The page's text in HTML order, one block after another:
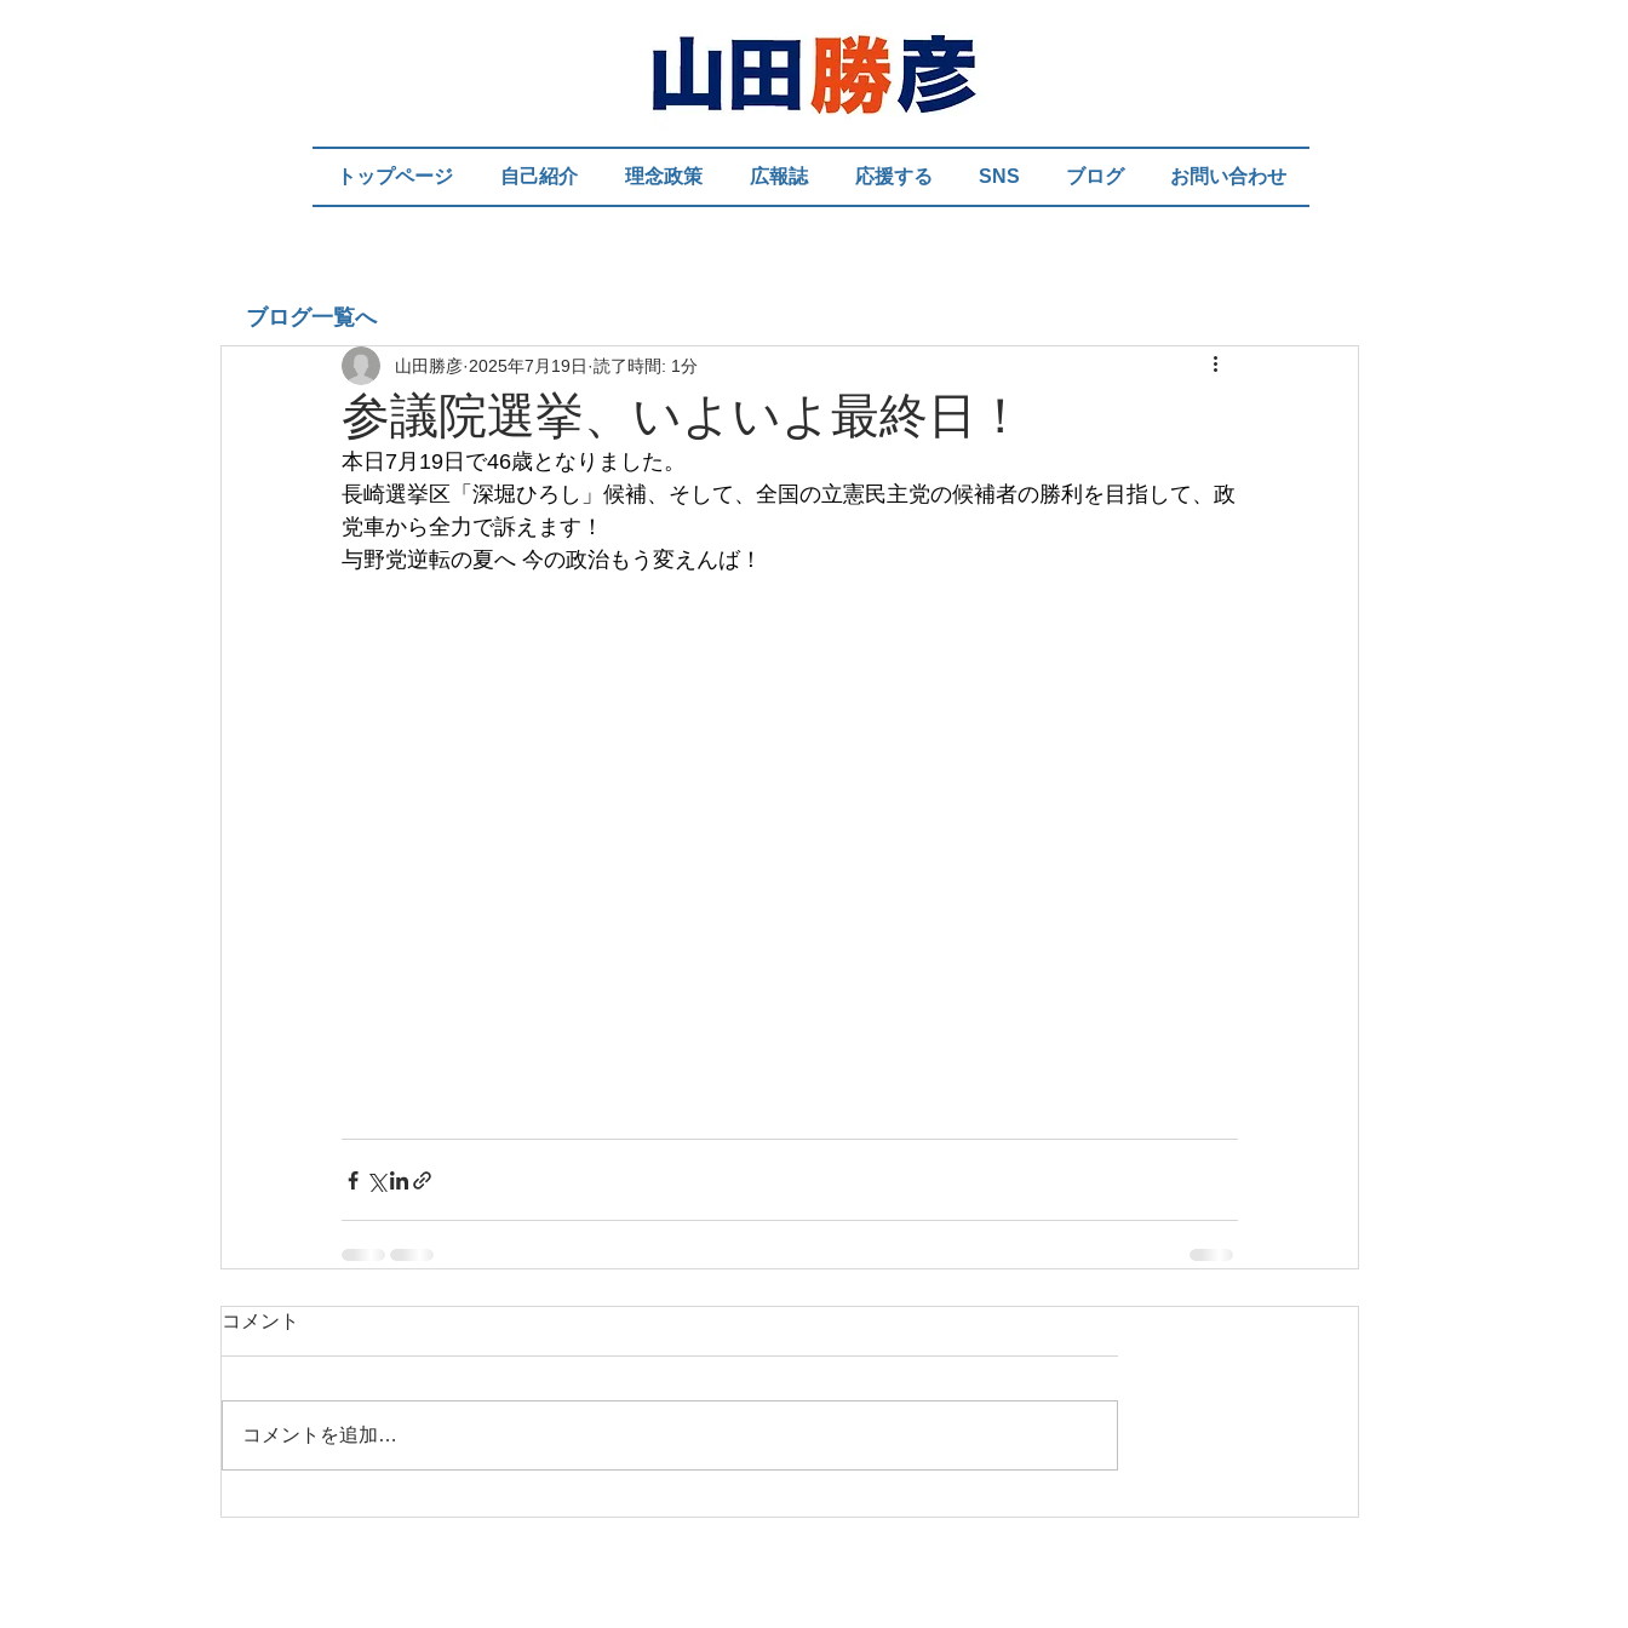
トップページ 自己紹介 理念政策 広報誌 応援する SNS ブログ お問い合わせ
参議院選挙、いよいよ最終日！
山田勝彦 2025年7月19日 読了時間: 1分
本日7月19日で46歳となりました。
長崎選挙区「深堀ひろし」候補、そして、全国の立憲民主党の候補者の勝利を目指して、政
党車から全力で訴えます！
与野党逆転の夏へ 今の政治もう変えんば！
コメント
コメントを追加…
ブログ一覧へ